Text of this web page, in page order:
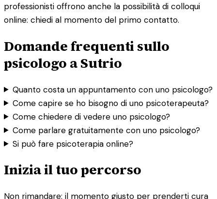
professionisti offrono anche la possibilità di colloqui
online: chiedi al momento del primo contatto.
Domande frequenti sullo
psicologo a Sutrio
Quanto costa un appuntamento con uno psicologo?
Come capire se ho bisogno di uno psicoterapeuta?
Come chiedere di vedere uno psicologo?
Come parlare gratuitamente con uno psicologo?
Si può fare psicoterapia online?
Inizia il tuo percorso
Non rimandare: il momento giusto per prenderti cura